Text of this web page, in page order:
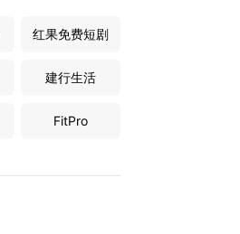
红果免费短剧
建行生活
FitPro